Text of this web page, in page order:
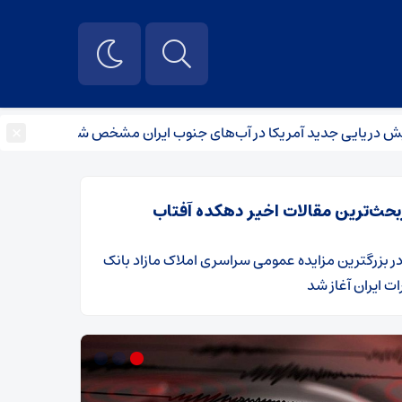
جدید آمریکا در آب‌های جنوب ایران مشخص شد
مقالات اخیر دهکده آفتاب
​بزرگترین مزایده عمومی سراسری املاک مازاد بانک
ایران آغاز شد